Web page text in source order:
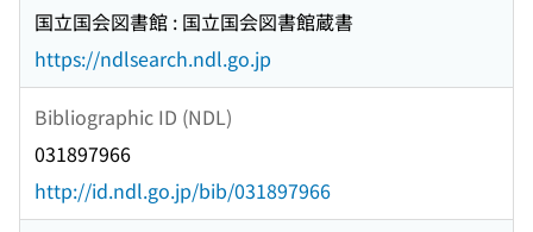
国立国会図書館 : 国立国会図書館蔵書
https://ndlsearch.ndl.go.jp
Bibliographic ID (NDL)
031897966
http://id.ndl.go.jp/bib/031897966